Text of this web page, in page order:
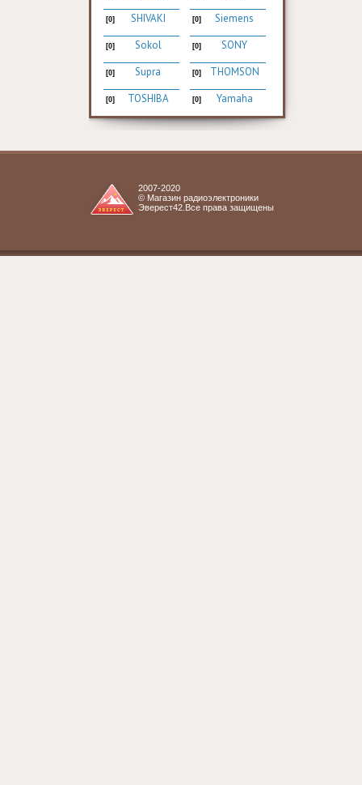
SHIVAKI
[0] Siemens
[0]
Sokol
[0] SONY
[0]
Supra
[0] THOMSON
[0]
TOSHIBA
[0] Yamaha
[0]
2007-2020
© Магазин радиоэлектроники
Эверест42.Все права защищены